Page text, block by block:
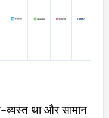
व्यस्त था और सामान